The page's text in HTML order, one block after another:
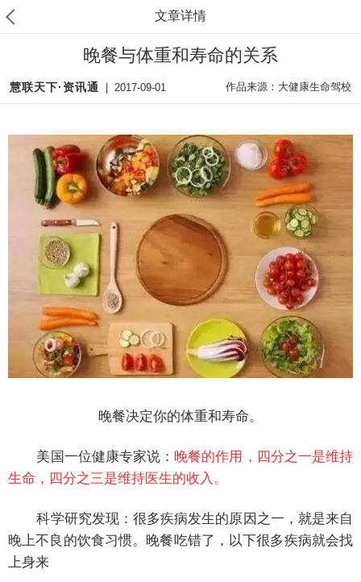
文章详情
晚餐与体重和寿命的关系
慧联天下·资讯通 2017-09-01 作品来源：大健康生命驾校
晚餐决定你的体重和寿命。
美国一位健康专家说： 晚餐的作用，四分之一是维持
生命，四分之三是维持医生的收入。
科学研究发现：很多疾病发生的原因之一，就是来自
晚上不良的饮食习惯。晚餐吃错了，以下很多疾病就会找
上身来